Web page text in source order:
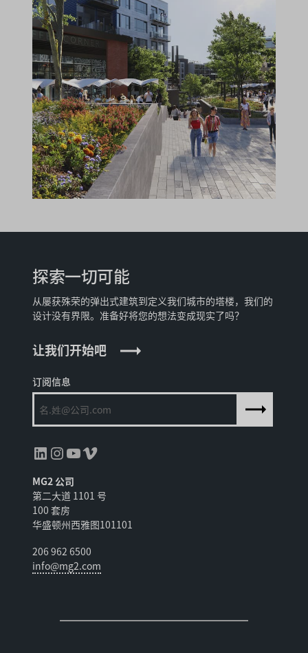
订阅信息
领英InstagramYouTube Vimeo
MG2 公司
第二大道 1101 号
100 套房
华盛顿州西雅图101101
206 962 6500
info@mg2.com
探索一切可能
从屡获殊荣的弹出式建筑到定义我们城市的塔楼，我们的
设计没有界限。准备好将您的想法变成现实了吗？
让我们开始吧